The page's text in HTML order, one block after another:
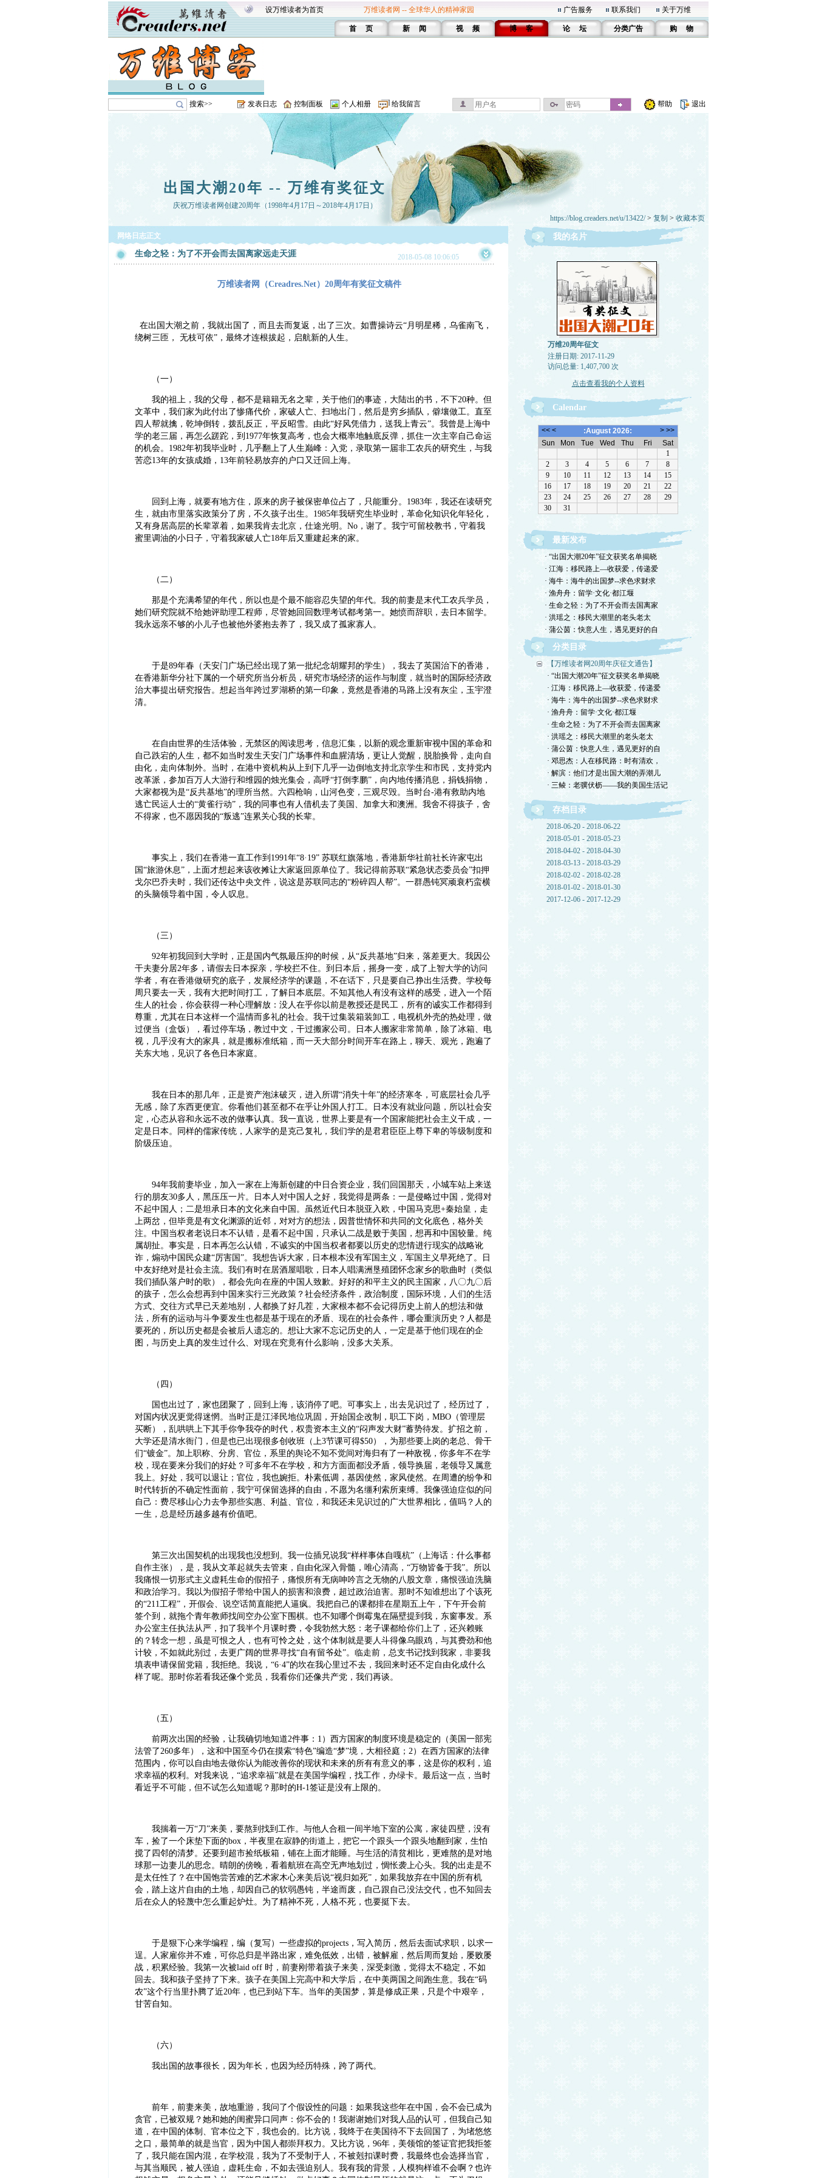
设万维读者为首页 万维读者网 -- 全球华人的精神家园 广告服务 联系我们 关于万维
首 页 新 闻 视 频 博 客 论 坛 分类广告 购 物
搜索>> 发表日志 控制面板 个人相册 给我留言 帮助 退出
出国大潮20年 -- 万维有奖征文
庆祝万维读者网创建20周年（1998年4月17日～2018年4月17日）
https://blog.creaders.net/u/13422/> 复制 > 收藏本页
网络日志正文
生命之轻：为了不开会而去国离家远走天涯 2018-05-08 10:06:05
万维读者网（Creadres.Net）20周年有奖征文稿件
在出国大潮之前，我就出国了，而且去而复返，出了三次。如曹操诗云“月明星稀，乌雀南飞，
绕树三匝， 无枝可依”，最终才连根拔起，启航新的人生。
（一）
我的祖上，我的父母，都不是籍籍无名之辈，关于他们的事迹，大陆出的书，不下20种。但
文革中，我们家为此付出了惨痛代价，家破人亡、扫地出门，然后是穷乡插队，僻壤做工。直至
四人帮就擒，乾坤倒转，拨乱反正，平反昭雪。由此“好风凭借力，送我上青云”。我曾是上海中
学的老三届，再怎么蹉跎，到1977年恢复高考，也会大概率地触底反弹，抓住一次主宰自己命运
的机会。1982年初我毕业时，几乎翻上了人生巅峰：入党，录取第一届非工农兵的研究生，与我
苦恋13年的女孩成婚，13年前轻易放弃的户口又迁回上海。
回到上海，就要有地方住，原来的房子被保密单位占了，只能重分。1983年，我还在读研究
生，就由市里落实政策分了房，不久孩子出生。1985年我研究生毕业时，革命化知识化年轻化，
又有身居高层的长辈罩着，如果我肯去北京，仕途光明。No，谢了。我宁可留校教书，守着我
蜜里调油的小日子，守着我家破人亡18年后又重建起来的家。
（二）
那是个充满希望的年代，所以也是个最不能容忍失望的年代。我的前妻是末代工农兵学员，
她们研究院就不给她评助理工程师，尽管她回回数理考试都考第一。她愤而辞职，去日本留学。
我永远亲不够的小儿子也被他外婆抱去养了，我又成了孤家寡人。
于是89年春（天安门广场已经出现了第一批纪念胡耀邦的学生），我去了英国治下的香港，
在香港新华分社下属的一个研究所当分析员，研究市场经济的运作与制度，就当时的国际经济政
治大事提出研究报告。想起当年跨过罗湖桥的第一印象，竟然是香港的马路上没有灰尘，玉宇澄
清。
在自由世界的生活体验，无禁区的阅读思考，信息汇集，以新的观念重新审视中国的革命和
自己跌宕的人生，都不如当时发生天安门广场事件和血腥清场，更让人觉醒，脱胎换骨，走向自
由化，走向体制外。当时，在港中资机构从上到下几乎一边倒地支持北京学生和市民，支持党内
改革派，参加百万人大游行和维园的烛光集会，高呼“打倒李鹏”，向内地传播消息，捐钱捐物，
大家都视为是“反共基地”的理所当然。六四枪响，山河色变，三观尽毁。当时台-港有救助内地
逃亡民运人士的“黄雀行动”，我的同事也有人借机去了美国、加拿大和澳洲。我舍不得孩子，舍
不得家，也不愿因我的“叛逃”连累关心我的长辈。
事实上，我们在香港一直工作到1991年“8·19” 苏联红旗落地，香港新华社前社长许家屯出
国“旅游休息”，上面才想起来该收摊让大家返回原单位了。我记得前苏联“紧急状态委员会”扣押
戈尔巴乔夫时，我们还传达中央文件，说这是苏联同志的“粉碎四人帮”。一群愚钝冥顽衰朽蛮横
的头脑领导着中国，令人叹息。
（三）
92年初我回到大学时，正是国内气氛最压抑的时候，从“反共基地”归来，落差更大。我因公
干夫妻分居2年多，请假去日本探亲，学校拦不住。到日本后，摇身一变，成了上智大学的访问
学者，有在香港做研究的底子，发展经济学的课题，不在话下，只是要自己挣出生活费。学校每
周只要去一天，我有大把时间打工，了解日本底层。不知其他人有没有这样的感受，进入一个陌
生人的社会，你会获得一种心理解放：没人在乎你以前是教授还是民工，所有的诚实工作都得到
尊重，尤其在日本这样一个温情而多礼的社会。我干过集装箱装卸工，电视机外壳的热处理，做
过便当（盒饭），看过停车场，教过中文，干过搬家公司。日本人搬家非常简单，除了冰箱、电
视，几乎没有大的家具，就是搬标准纸箱，而一天大部分时间开车在路上，聊天、观光，跑遍了
关东大地，见识了各色日本家庭。
我在日本的那几年，正是资产泡沫破灭，进入所谓“消失十年”的经济寒冬，可底层社会几乎
无感，除了东西更便宜。你看他们甚至都不在乎让外国人打工。日本没有就业问题，所以社会安
定，心态从容和永远不改的做事认真。我一直说，世界上要是有一个国家能把社会主义干成，一
定是日本。同样的儒家传统，人家学的是克己复礼，我们学的是君君臣臣上尊下卑的等级制度和
阶级压迫。
94年我前妻毕业，加入一家在上海新创建的中日合资企业，我们回国那天，小城车站上来送
行的朋友30多人，黑压压一片。日本人对中国人之好，我觉得是两条：一是侵略过中国，觉得对
不起中国人；二是坦承日本的文化来自中国。虽然近代日本脱亚入欧，中国马克思+秦始皇，走
上两岔，但毕竟是有文化渊源的近邻，对对方的想法，因普世情怀和共同的文化底色，格外关
注。中国当权者老说日本不认错，是看不起中国，只承认二战是败于美国，想再和中国较量。纯
属胡扯。事实是，日本再怎么认错，不诚实的中国当权者都要以历史的悲情进行现实的战略讹
诈，煽动中国民众建“厉害国”。我想告诉大家，日本根本没有军国主义，军国主义早死绝了。日
中友好绝对是社会主流。我们有时在居酒屋唱歌，日本人唱满洲垦殖团怀念家乡的歌曲时（类似
我们插队落户时的歌），都会先向在座的中国人致歉。好好的和平主义的民主国家，八〇九〇后
的孩子，怎么会想再到中国来实行三光政策？社会经济条件，政治制度，国际环境，人们的生活
方式、交往方式早已天差地别，人都换了好几茬，大家根本都不会记得历史上前人的想法和做
法，所有的运动与斗争要发生也都是基于现在的矛盾、现在的社会条件，哪会重演历史？人都是
要死的，所以历史都是会被后人遗忘的。想让大家不忘记历史的人，一定是基于他们现在的企
图，与历史上真的发生过什么、对现在究竟有什么影响，没多大关系。
（四）
国也出过了，家也团聚了，回到上海，该消停了吧。可事实上，出去见识过了，经历过了，
对国内状况更觉得迷惘。当时正是江泽民地位巩固，开始国企改制，职工下岗，MBO（管理层
买断），乱哄哄上下其手你争我夺的时代，权贵资本主义的“闷声发大财”蓄势待发。扩招之前，
大学还是清水衙门，但是也已出现很多创收班（上3节课可得$50），为那些要上岗的老总、骨干
们“镀金”。加上职称、分房、官位，系里的舆论不知不觉间对海归有了一种敌视，你多年不在学
校，现在要来分我们的好处？可多年不在学校，和方方面面都没矛盾，领导换届，老领导又属意
我上。好处，我可以退让；官位，我也婉拒。朴素低调，基因使然，家风使然。在周遭的纷争和
时代转折的不确定性面前，我宁可保留选择的自由，不愿为名缰利索所束缚。我像强迫症似的问
自己：费尽移山心力去争那些实惠、利益、官位，和我还未见识过的广大世界相比，值吗？人的
一生，总是经历越多越有价值吧。
第三次出国契机的出现我也没想到。我一位插兄说我“样样事体自嘎杭”（上海话：什么事都
自作主张），是，我从文革起就失去管束，自由化深入骨髓，唯心清高，“万物皆备于我”。所以
我痛恨一切形式主义虚耗生命的假招子，痛恨所有无病呻吟言之无物的八股文章，痛恨强迫洗脑
和政治学习。我以为假招子带给中国人的损害和浪费，超过政治迫害。那时不知谁想出了个该死
的“211工程”，开假会、说空话简直能把人逼疯。我把自己的课都排在星期五上午，下午开会前
签个到，就拖个青年教师找间空办公室下围棋。也不知哪个倒霉鬼在隔壁提到我，东窗事发。系
办公室主任执法从严，扣了我半个月课时费，令我勃然大怒：老子课都给你们上了，还兴赖账
的？转念一想，虽是可恨之人，也有可怜之处，这个体制就是要人斗得像乌眼鸡，与其费劲和他
计较，不如就此别过，去更广阔的世界寻找“自有留爷处”。临走前，总支书记找到我家，非要我
填表申请保留党籍，我拒绝。我说，“6·4”的坎在我心里过不去，我回来时还不定自由化成什么
样了呢。那时你若看我还像个党员，我看你们还像共产党，我们再谈。
（五）
前两次出国的经验，让我确切地知道2件事：1）西方国家的制度环境是稳定的（美国一部宪
法管了260多年），这和中国至今仍在摸索“特色”编造“梦”境，大相径庭；2）在西方国家的法律
范围内，你可以自由地去做你认为能改善你的现状和未来的所有有意义的事，这是你的权利，追
求幸福的权利。对我来说，“追求幸福”就是在美国学编程，找工作，办绿卡。最后这一点，当时
看近乎不可能，但不试怎么知道呢？那时的H-1签证是没有上限的。
我揣着一万“刀”来美，要熬到找到工作。与他人合租一间半地下室的公寓，家徒四壁，没有
车，捡了一个床垫下面的box，半夜里在寂静的街道上，把它一个跟头一个跟头地翻到家，生怕
搅了四邻的清梦。还要到超市捡纸板箱，铺在上面才能睡。与生活的清贫相比，更难熬的是对地
球那一边妻儿的思念。晴朗的傍晚，看着航班在高空无声地划过，惆怅袭上心头。我的出走是不
是太任性了？在中国饱尝苦难的艺术家木心来美后说“视归如死”，如果我放弃在中国的所有机
会，踏上这片自由的土地，却因自己的软弱愚钝，半途而废，自己跟自己没法交代，也不知回去
后在众人的轻蔑中怎么重起炉灶。为了精神不死，人格不死，也要挺下去。
于是狠下心来学编程，编（复写）一些虚拟的projects，写入简历，然后去面试求职，以求一
逞。人家雇你并不难，可你总归是半路出家，难免低效，出错，被解雇，然后周而复始，屡败屡
战，积累经验。我第一次被laid off 时，前妻刚带着孩子来美，深受刺激，觉得太不稳定，不如
回去。我和孩子坚持了下来。孩子在美国上完高中和大学后，在中美两国之间跑生意。我在“码
农”这个行当里扑腾了近20年，也已到站下车。当年的美国梦，算是修成正果，只是个中艰辛，
甘苦自知。
（六）
我出国的故事很长，因为年长，也因为经历特殊，跨了两代。
前年，前妻来美，故地重游，我问了个假设性的问题：如果我这些年在中国，会不会已成为
贪官，已被双规？她和她的闺蜜异口同声：你不会的！我谢谢她们对我人品的认可，但我自己知
道，在中国的体制、官本位之下，我也会的。比方说，我终于在美国待不下去回国了，为堵悠悠
之口，最简单的就是当官，因为中国人都崇拜权力。又比方说，96年，美领馆的签证官把我拒签
了，我只能在国内混，在学校混，我为了不受制于人，不被剋扣课时费，我最终也会选择当官，
与其当顺民，被人强迫，虚耗生命，不如去强迫别人。我有我的背景，人模狗样谁不会啊？也许
我的名片
万维20周年征文
注册日期: 2017-11-29
访问总量: 1,407,700 次
点击查看我的个人资料
Calendar
最新发布
· “出国大潮20年”征文获奖名单揭晓
· 江海：移民路上—收获爱，传递爱
· 海牛：海牛的出国梦--求色求财求
· 渔舟舟：留学·文化·都江堰
· 生命之轻：为了不开会而去国离家
· 洪瑶之：移民大潮里的老头老太
· 蒲公茵：快意人生，遇见更好的自
分类目录
【万维读者网20周年庆征文通告】
· “出国大潮20年”征文获奖名单揭晓
· 江海：移民路上—收获爱，传递爱
· 海牛：海牛的出国梦--求色求财求
· 渔舟舟：留学·文化·都江堰
· 生命之轻：为了不开会而去国离家
· 洪瑶之：移民大潮里的老头老太
· 蒲公茵：快意人生，遇见更好的自
· 邓思杰：人在移民路：时有清欢，
· 解滨：他们才是出国大潮的弄潮儿
· 三鲮：老骥伏枥——我的美国生活记
存档目录
2018-06-20 - 2018-06-22
2018-05-01 - 2018-05-23
2018-04-02 - 2018-04-30
2018-03-13 - 2018-03-29
2018-02-02 - 2018-02-28
2018-01-02 - 2018-01-30
2017-12-06 - 2017-12-29